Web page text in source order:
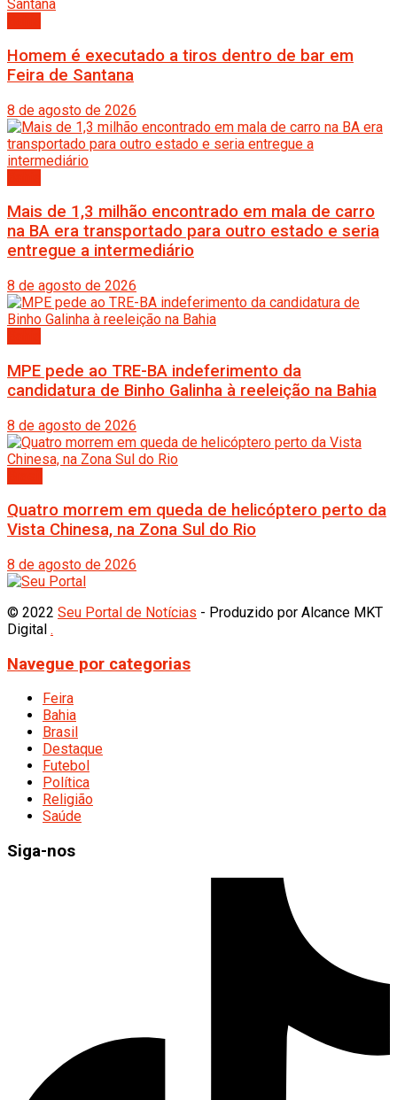
Homem é executado a tiros dentro de bar em
Feira de Santana
8 de agosto de 2026
Mais de 1,3 milhão encontrado em mala de carro
na BA era transportado para outro estado e seria
entregue a intermediário
8 de agosto de 2026
MPE pede ao TRE-BA indeferimento da
candidatura de Binho Galinha à reeleição na Bahia
8 de agosto de 2026
Quatro morrem em queda de helicóptero perto da
Vista Chinesa, na Zona Sul do Rio
8 de agosto de 2026
© 2022 Seu Portal de Notícias - Produzido por Alcance MKT
Digital .
Navegue por categorias
Feira
Bahia
Brasil
Destaque
Futebol
Política
Religião
Saúde
Siga-nos